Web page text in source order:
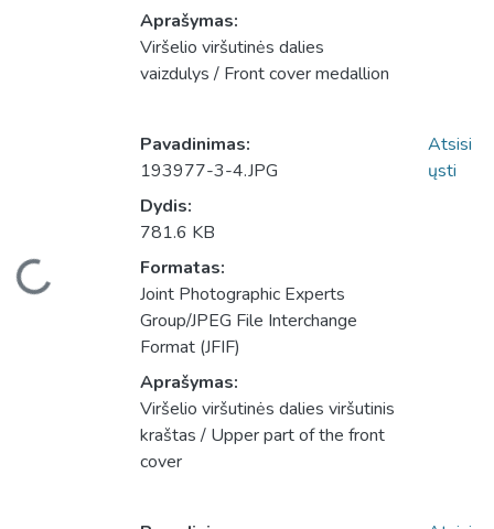
Aprašymas:
Viršelio viršutinės dalies
vaizdulys / Front cover medallion
Pavadinimas:
193977-3-4.JPG
Dydis:
781.6 KB
Formatas:
Joint Photographic Experts
Group/JPEG File Interchange
Format (JFIF)
Aprašymas:
Viršelio viršutinės dalies viršutinis
kraštas / Upper part of the front
cover
Atsisi
ųsti